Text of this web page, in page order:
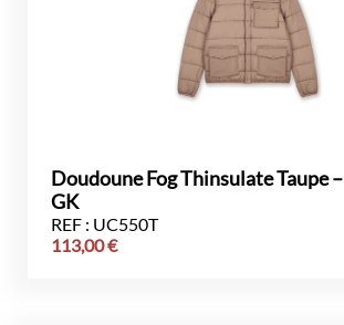
Doudoune Fog Thinsulate Taupe –
GK
REF : UC550T
113,00€